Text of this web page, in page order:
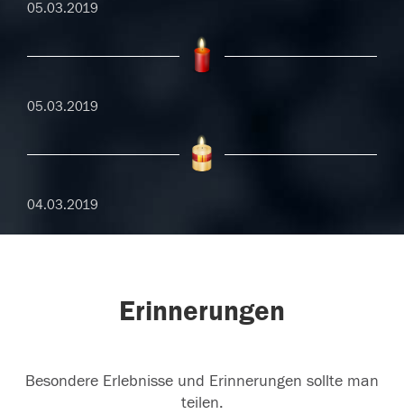
05.03.2019
05.03.2019
04.03.2019
Erinnerungen
Besondere Erlebnisse und Erinnerungen sollte man
teilen.